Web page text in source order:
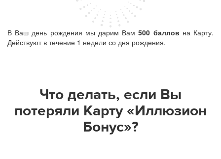
В Ваш день рождения мы дарим Вам500 баллов на Карту.
Действуют в течение 1 недели со дня рождения.
Что делать, если Вы
потеряли Карту «Иллюзион
Бонус»?